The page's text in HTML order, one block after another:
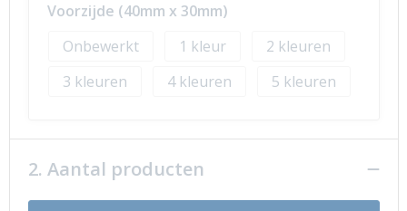
Voorzijde (40mm x 30mm)
Onbewerkt
1
2
3
4 5
2. Aantal producten